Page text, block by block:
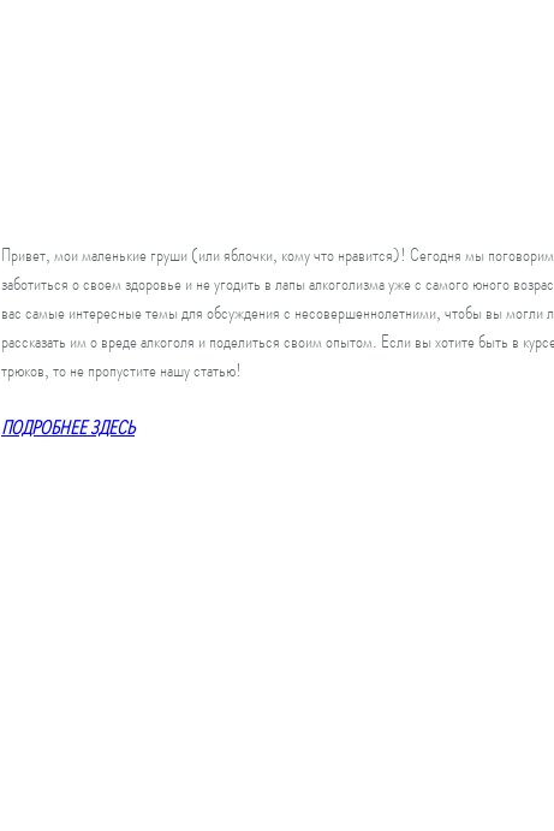
Привет, мои маленькие груши (или яблочки, кому что нравится)! Сегодня мы
заботиться о своем здоровье и не угодить в лапы алкоголизма уже с самого юного
вас самые интересные темы для обсуждения с несовершеннолетними, чтобы вы могли
рассказать им о вреде алкоголя и поделиться своим опытом. Если вы хотите быть в
трюков, то не пропустите нашу статью!
ПОДРОБНЕЕ ЗДЕСЬ